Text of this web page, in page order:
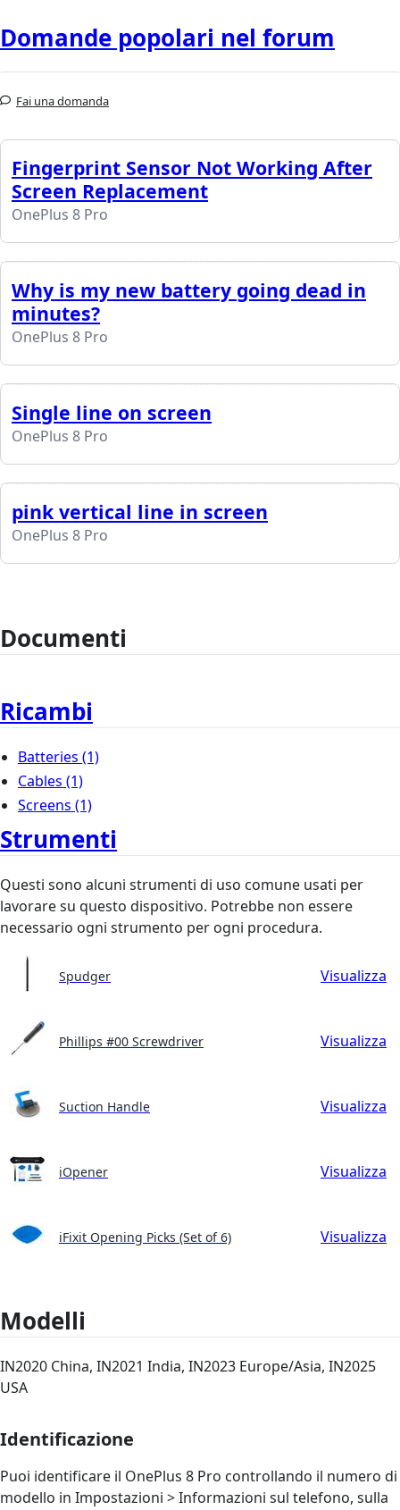
Domande popolari nel forum
Fai una domanda
Fingerprint Sensor Not Working After
Screen Replacement
OnePlus 8 Pro
Why is my new battery going dead in
minutes?
OnePlus 8 Pro
Single line on screen
OnePlus 8 Pro
pink vertical line in screen
OnePlus 8 Pro
Documenti
Ricambi
Batteries (1)
Cables (1)
Screens (1)
Strumenti
Questi sono alcuni strumenti di uso comune usati per
lavorare su questo dispositivo. Potrebbe non essere
necessario ogni strumento per ogni procedura.
Spudger Visualizza
Phillips #00 Screwdriver Visualizza
Suction Handle Visualizza
iOpener Visualizza
iFixit Opening Picks (Set of 6) Visualizza
Modelli
IN2020 China, IN2021 India, IN2023 Europe/Asia, IN2025
USA
Identificazione
Puoi identificare il OnePlus 8 Pro controllando il numero di
modello in Impostazioni > Informazioni sul telefono, sulla